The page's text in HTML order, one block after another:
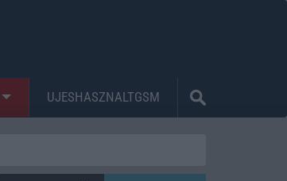
UJESHASZNALTGSM